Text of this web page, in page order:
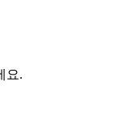
요.